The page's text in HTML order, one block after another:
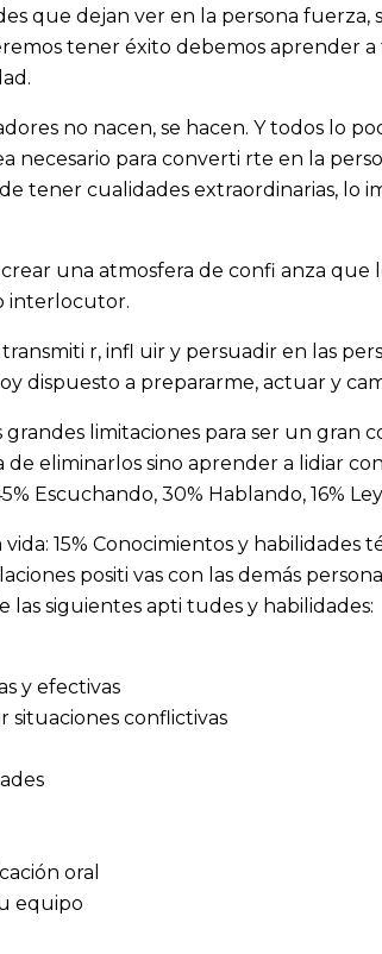
que dejan ver en la persona fuerza,
tener éxito debemos aprender
no nacen, se hacen. Y todos lo
necesario para converti rte en la
tener cualidades extraordinarias, lo
una atmosfera de confi anza
interlocutor.
r, infl uir y persuadir en las
dispuesto a prepararme, actuar y
grandes limitaciones para ser un gran
eliminarlos sino aprender a lidiar
Escuchando, 30% Hablando, 16%
15% Conocimientos y habilidades
positi vas con las demás
las siguientes apti tudes y habilidades:
y efectivas
situaciones conflictivas
oral
equipo